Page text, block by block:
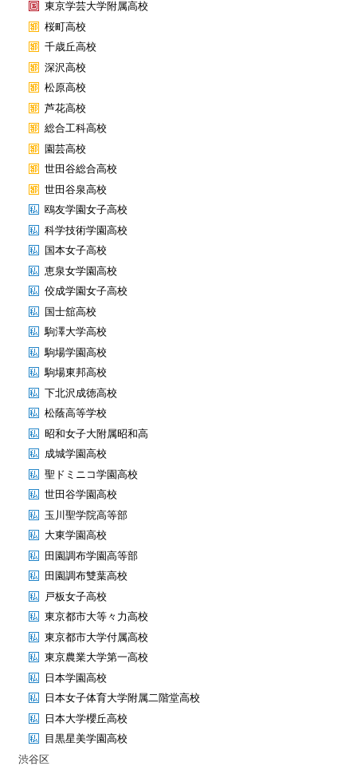
東京学芸大学附属高校
桜町高校
千歳丘高校
深沢高校
松原高校
芦花高校
総合工科高校
園芸高校
世田谷総合高校
世田谷泉高校
鴎友学園女子高校
科学技術学園高校
国本女子高校
恵泉女学園高校
佼成学園女子高校
国士舘高校
駒澤大学高校
駒場学園高校
駒場東邦高校
下北沢成徳高校
松蔭高等学校
昭和女子大附属昭和高
成城学園高校
聖ドミニコ学園高校
世田谷学園高校
玉川聖学院高等部
大東学園高校
田園調布学園高等部
田園調布雙葉高校
戸板女子高校
東京都市大等々力高校
東京都市大学付属高校
東京農業大学第一高校
日本学園高校
日本女子体育大学附属二階堂高校
日本大学櫻丘高校
目黒星美学園高校
渋谷区